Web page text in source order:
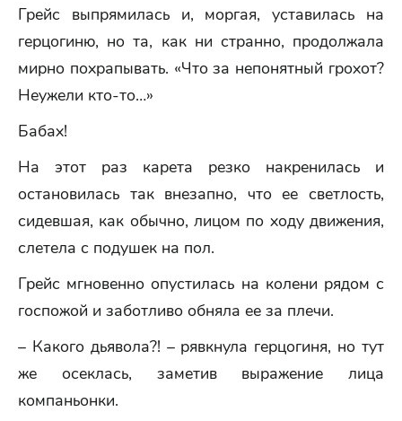
Грейс выпрямилась и, моргая, уставилась на
герцогиню, но та, как ни странно, продолжала
мирно похрапывать. «Что за непонятный грохот?
Неужели кто-то…»
Бабах!
На этот раз карета резко накренилась и
остановилась так внезапно, что ее светлость,
сидевшая, как обычно, лицом по ходу движения,
слетела с подушек на пол.
Грейс мгновенно опустилась на колени рядом с
госпожой и заботливо обняла ее за плечи.
– Какого дьявола?! – рявкнула герцогиня, но тут
же осеклась, заметив выражение лица
компаньонки.